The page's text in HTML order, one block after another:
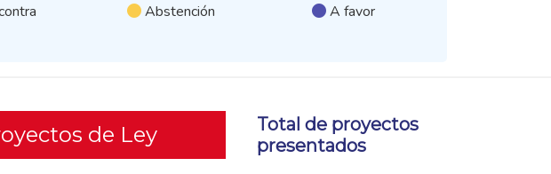
Abstención A favor
de Ley
Total de proyectos
presentados